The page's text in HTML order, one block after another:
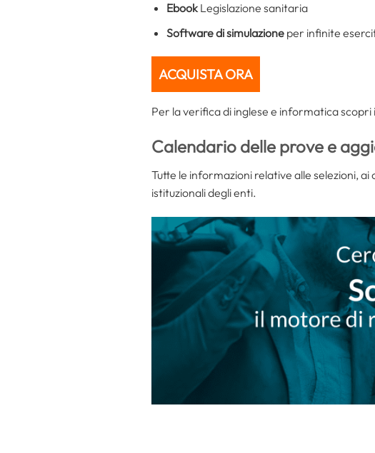
EbookLegislazione sanitaria
Software di simulazioneper infinite
ACQUISTA ORA
Per la verifica di inglese e informatica scopri i
Calendario delle prove e
Tutte le informazioni relative alle selezioni,
istituzionali degli enti.